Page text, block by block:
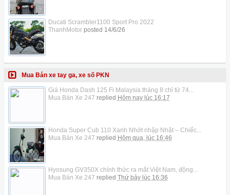
Ducati Scrambler1100 Sport Pro 2022
ThanhMotorposted 14/6/26
Mua Bán xe tay ga, xe số PKN
Giá Honda Dash 125 Fi Malaysia tháng 8 chỉ từ 74...
Mua Bán Xe 247 replied Hôm nay lúc 16:17
Honda Super Cub 110 Xanh Nhớt nhập Nhật – Chiếc...
Mua Bán Xe 247 replied Hôm qua, lúc 16:46
Hyosung GV350X chính thức ra mắt Việt Nam, động...
Mua Bán Xe 247 replied Thứ bảy lúc 16:36